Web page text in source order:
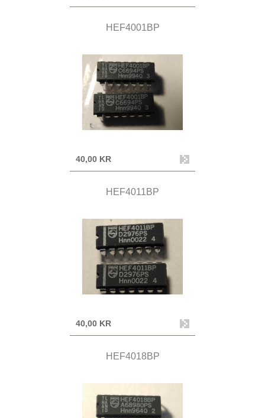
HEF4001BP
40,00 KR
HEF4011BP
40,00 KR
HEF4018BP